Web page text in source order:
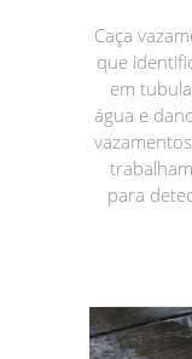
Caça
que
em
água e
para